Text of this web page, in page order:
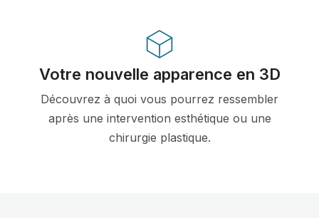
Votre nouvelle apparence en 3D
Découvrez à quoi vous pourrez ressembler
après une intervention esthétique ou une
chirurgie plastique.